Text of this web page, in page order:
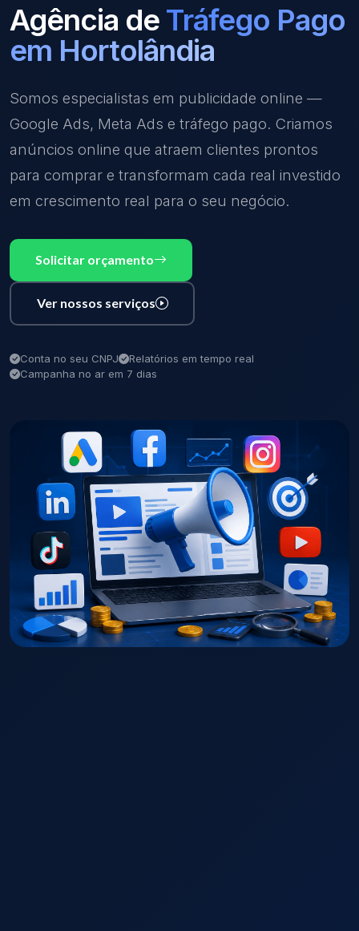
Agência de Tráfego Pago
em Hortolândia
Somos especialistas em publicidade online —
Google Ads, Meta Ads e tráfego pago. Criamos
anúncios online que atraem clientes prontos
para comprar e transformam cada real investido
em crescimento real para o seu negócio.
Solicitar orçamento
Ver nossos serviços
Conta no seu CNPJ
Relatórios em tempo real
Campanha no ar em 7 dias